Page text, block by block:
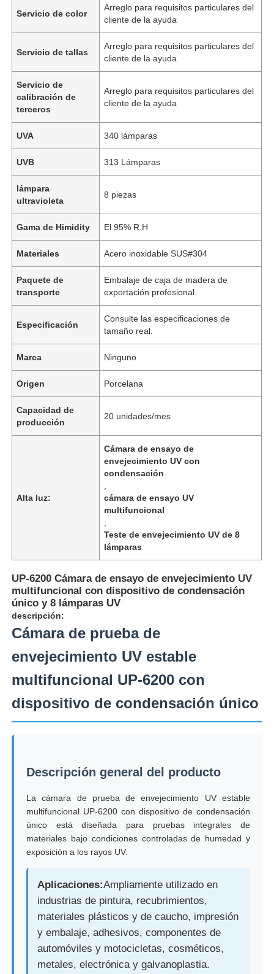
Inicio
Productos
Sobre nosotros
Control de Calidad
Contacto
Solicitar una cotización
Equipo de la prueba de laboratorio
Cámara de pruebas ambientales
Máquina de prueba universal
Servicio de color
Arreglo para requisitos particulares del
cliente de la ayuda
Servicio de tallas
Arreglo para requisitos particulares del
cliente de la ayuda
Servicio de
calibración de
terceros
Arreglo para requisitos particulares del
cliente de la ayuda
UVA 340 lámparas
UVB 313 Lámparas
lámpara
ultravioleta
8 piezas
Gama de Himidity El 95% R.H
Materiales Acero inoxidable SUS#304
Paquete de
transporte
Embalaje de caja de madera de
exportación profesional.
Especificación
Consulte las especificaciones de
tamaño real.
Marca Ninguno
Origen Porcelana
Capacidad de
producción
20 unidades/mes
Alta luz:
Cámara de ensayo de
envejecimiento UV con
condensación
cámara de ensayo UV
multifuncional
Teste de envejecimiento UV de 8
lámparas
UP-6200 Cámara de ensayo de envejecimiento UV
multifuncional con dispositivo de condensación
único y 8 lámparas UV
descripción:
Cámara de prueba de
envejecimiento UV estable
multifuncional UP-6200 con
dispositivo de condensación único
Descripción general del producto
La cámara de prueba de envejecimiento UV estable
multifuncional UP-6200 con dispositivo de condensación
único está diseñada para pruebas integrales de
materiales bajo condiciones controladas de humedad y
exposición a los rayos UV.
Aplicaciones:Ampliamente utilizado en
industrias de pintura, recubrimientos,
materiales plásticos y de caucho, impresión
y embalaje, adhesivos, componentes de
automóviles y motocicletas, cosméticos,
metales, electrónica y galvanoplastia.